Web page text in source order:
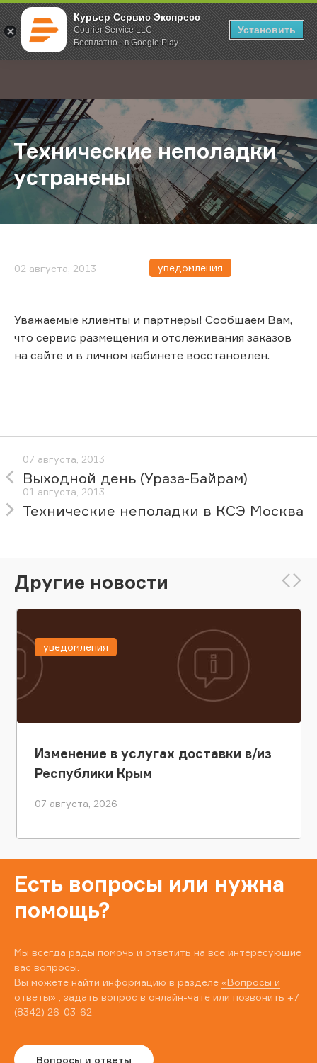
Курьер Сервис Экспресс
Courier Service LLC
Бесплатно - в Google Play
Установить
; Главная О компании Новости Технические неполадки
Технические неполадки
устранены
02 августа, 2013 уведомления
Уважаемые клиенты и партнеры! Сообщаем Вам,
что сервис размещения и отслеживания заказов
на сайте и в личном кабинете восстановлен.
07 августа, 2013
Выходной день (Ураза-Байрам)
01 августа, 2013
Технические неполадки в КСЭ Москва
Другие новости
Изменение в услугах доставки в/из
Республики Крым
07 августа, 2026
уведомления
Есть вопросы или нужна
помощь?
Мы всегда рады помочь и ответить на все интересующие
вас вопросы.
Вы можете найти информацию в разделе «Вопросы и
ответы» , задать вопрос в онлайн-чате или позвонить +7
(8342) 26-03-62
Вопросы и ответы